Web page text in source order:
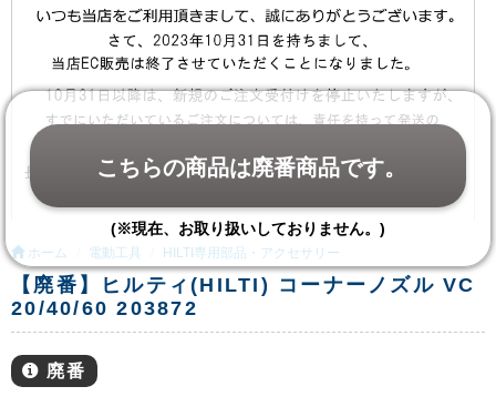
ホーム 電動工具 HILTI専用部品・アクセサリー
【廃番】ヒルティ(HILTI) コーナーノズル VC
20/40/60 203872
廃番
こちらの商品は廃番商品です。
(※現在、お取り扱いしておりません。)